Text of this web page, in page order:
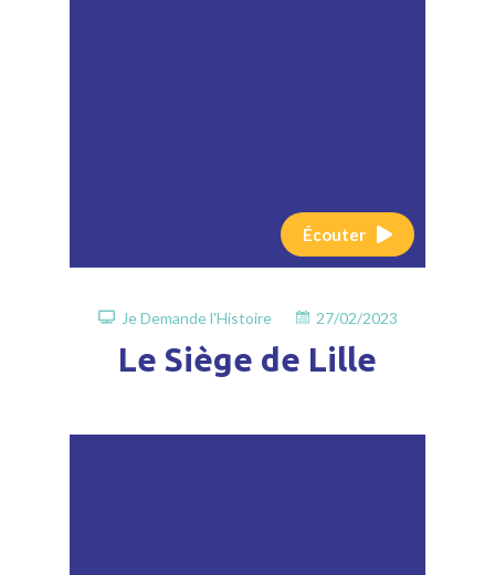
Écouter
Je Demande l'Histoire 27/02/2023
Le Siège de Lille